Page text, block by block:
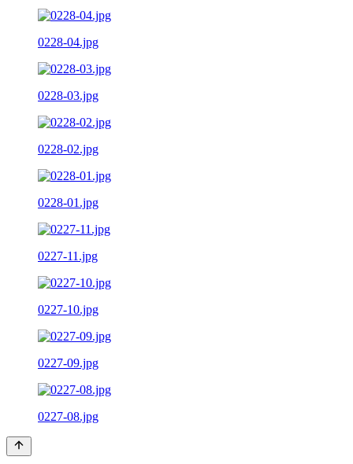
0228-04.jpg
0228-03.jpg
0228-02.jpg
0228-01.jpg
0227-11.jpg
0227-10.jpg
0227-09.jpg
0227-08.jpg